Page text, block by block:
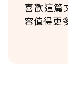
喜歡這篇
容值得更